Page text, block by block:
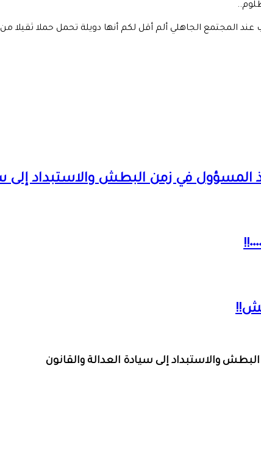
المجتمع الجاهلي ألم أقل لكم أنها دويلة تحمل حملا ثقيلا
في زمن البطش والاستبداد إلى
والاستبداد إلى سيادة العدالة والقانون